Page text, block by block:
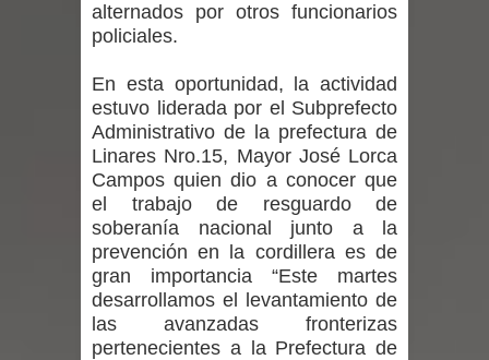
de Chile analizan el creciente interés
Renuncia del seremi Minvu en el
Maule golpea al Gobierno en medio de
denuncias por viviendas sociales en
Talca
Diputado Jorge Guzmán rechaza
proyecto de interconexión eléctrica
alternados por otros funcionarios
policiales.
En esta oportunidad, la actividad
estuvo liderada por el Subprefecto
Administrativo de la prefectura de
Linares Nro.15, Mayor José Lorca
Campos quien dio a conocer que
el trabajo de resguardo de
soberanía nacional junto a la
prevención en la cordillera es de
gran importancia “Este martes
desarrollamos el levantamiento de
las avanzadas fronterizas
pertenecientes a la Prefectura de